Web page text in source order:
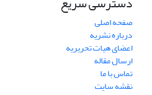
صفحه اصلی
درباره نشریه
اعضای هیات تحریریه
ارسال مقاله
تماس با ما
نقشه سایت